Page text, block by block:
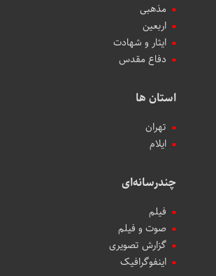
مذهبی
اربعین
ایثار و شهادت
دفاع مقدس
استان ها
تهران
ایلام
چندرسانه‌ای
فیلم
صوت و فیلم
گزارش تصویری
اینفوگرافیک